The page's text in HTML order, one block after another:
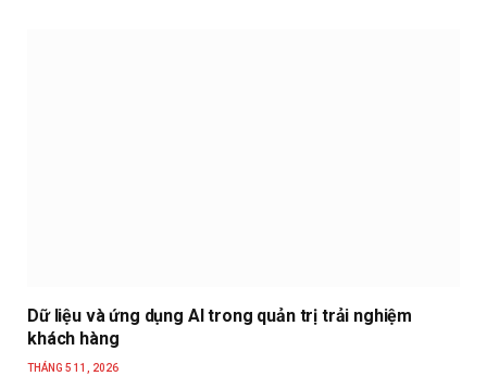
Dữ liệu và ứng dụng AI trong quản trị trải nghiệm
khách hàng
THÁNG 5 11, 2026